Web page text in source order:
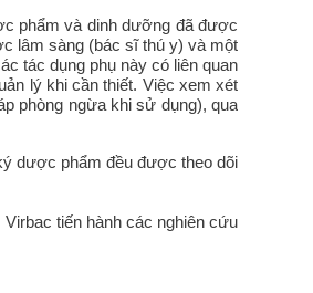
phẩm và dinh dưỡng đã được
lâm sàng (bác sĩ thú y) và một
tác dụng phụ này có liên quan
lý khi cần thiết. Việc xem xét
phòng ngừa khi sử dụng), qua
dược phẩm đều được theo dõi
tiến hành các nghiên cứu